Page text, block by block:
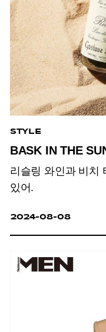
STYLE
BASK IN THE
리슬링 와인과 비치
있어.
2024-08-08